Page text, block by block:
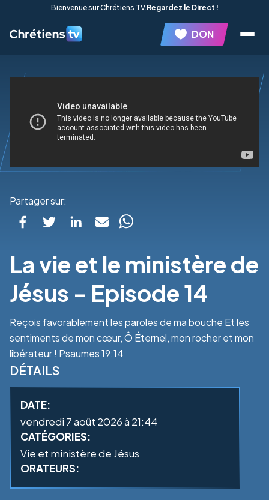
Bienvenue sur Chrétiens TV.Regardez le Direct !
DON
Partager sur:
La vie et le ministère de
Jésus - Episode 14
Reçois favorablement les paroles de ma bouche Et les
sentiments de mon cœur, Ô Éternel, mon rocher et mon
libérateur ! Psaumes 19:14
DÉTAILS
DATE:
vendredi 7 août 2026 à 21:44
CATÉGORIES:
Vie et ministère de Jésus
ORATEURS: